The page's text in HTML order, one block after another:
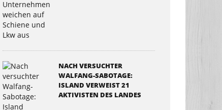
NACH VERSUCHTER
WALFANG-SABOTAGE:
ISLAND VERWEIST 21
AKTIVISTEN DES LANDES